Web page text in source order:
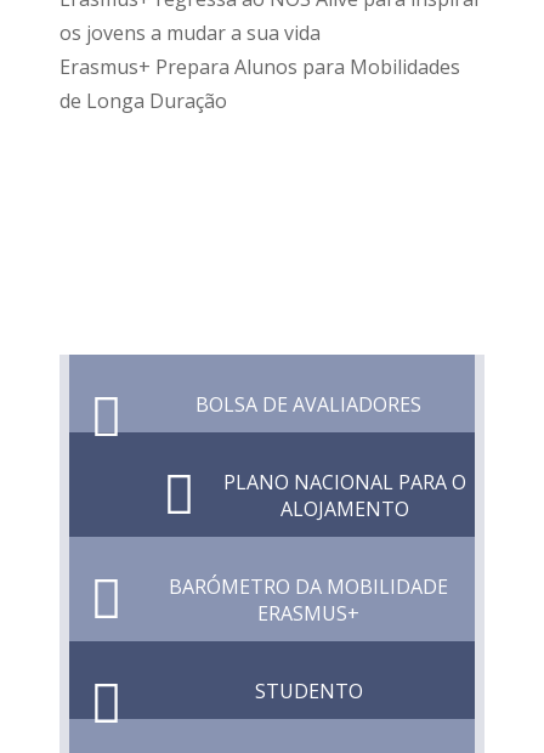
os jovens a mudar a sua vida
Erasmus+ Prepara Alunos para Mobilidades
de Longa Duração
BOLSA DE AVALIADORES
PLANO NACIONAL PARA O
ALOJAMENTO
BARÓMETRO DA MOBILIDADE
ERASMUS+
STUDENTO